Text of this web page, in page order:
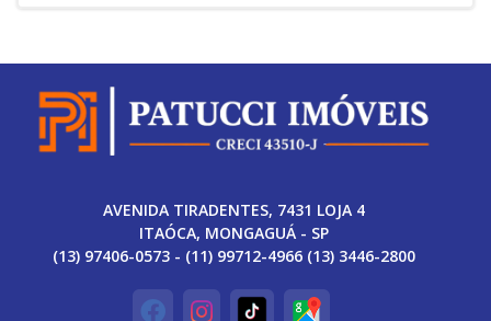
AVENIDA TIRADENTES, 7431 LOJA 4
ITAÓCA, MONGAGUÁ - SP
(13) 97406-0573 - (11) 99712-4966 (13) 3446-2800